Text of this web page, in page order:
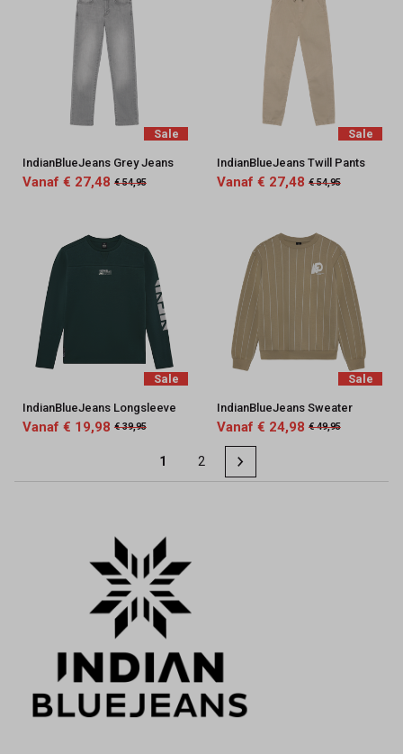
Sale
IndianBlueJeans Grey Jeans
Vanaf € 27,48 € 54,95
Sale
IndianBlueJeans Twill Pants
Vanaf € 27,48 € 54,95
Sale
IndianBlueJeans Longsleeve
Vanaf € 19,98 € 39,95
Sale
IndianBlueJeans Sweater
Vanaf € 24,98 € 49,95
1 2